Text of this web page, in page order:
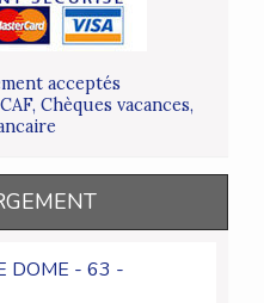
acceptés
Chèques vacances,
DOME - 63 -